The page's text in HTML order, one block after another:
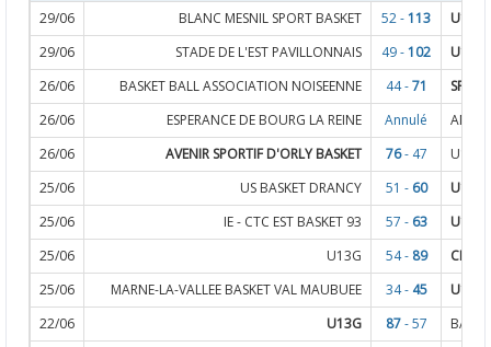
29/06 BLANC MESNIL SPORT BASKET 52 -113
U13G
29/06
STADE DE L'EST PAVILLONNAIS 49 -102
U13F
26/06
BASKET BALL ASSOCIATION NOISEENNE 44 -71
SF1
26/06
ESPERANCE DE BOURG LA REINE Annulé
26/06
AVENIR SPORTIF D'ORLY BASKET 76- 47
U13F
25/06
US BASKET DRANCY 51 - 60
U18F
25/06
IE - CTC EST BASKET 93 57 - 63
U15F
25/06
U13G 54 - 89
25/06
MARNE-LA-VALLEE BASKET VAL MAUBUEE 34 - 45
U13F
22/06
U13G 87- 57